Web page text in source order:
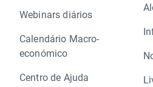
Webinars diários
Calendário Macro-
económico
Centro de Ajuda